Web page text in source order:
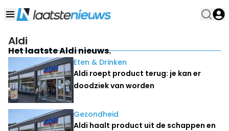
Aldi
Het laatste Aldi nieuws.
Eten & Drinken
Aldi roept product terug: je kan er
doodziek van worden
Gezondheid
Aldi haalt product uit de schappen en